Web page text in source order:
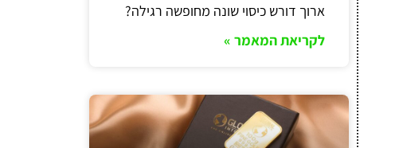
ארוך דורש כיסוי שונה מחופשה רגילה?
לקריאת המאמר »